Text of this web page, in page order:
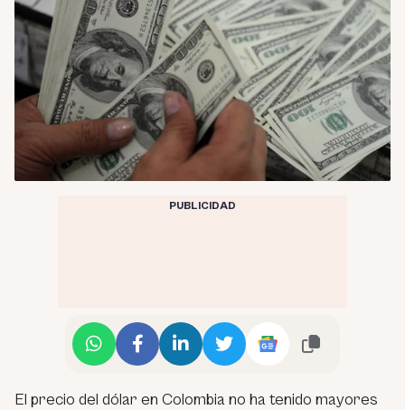
PUBLICIDAD
El precio del dólar en Colombia no ha tenido mayores